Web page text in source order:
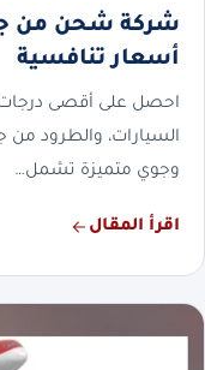
أسعار تنافسية
احصل على أقصى درجات
السيارات، والطرود
وجوي متميزة تشمل…
اقرأ المقال